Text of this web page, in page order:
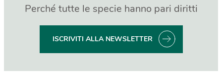
Perché tutte le specie hanno pari diritti
ISCRIVITI ALLA NEWSLETTER